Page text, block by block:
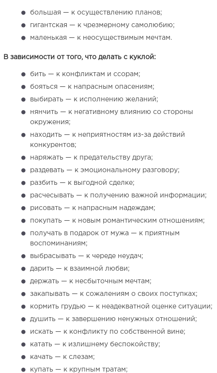
большая — к осуществлению планов;
гигантская — к чрезмерному самолюбию;
маленькая — к неосуществимым мечтам.
В зависимости от того, что делать с куклой:
бить — к конфликтам и ссорам;
бояться — к напрасным опасениям;
выбирать — к исполнению желаний;
нянчить — к негативному влиянию со стороны
окружения;
находить — к неприятностям из-за действий
конкурентов;
наряжать — к предательству друга;
раздевать — к эмоциональному разговору;
разбить — к выгодной сделке;
расчесывать — к получению важной информации;
рисовать — к напрасным надеждам;
покупать — к новым романтическим отношениям;
получать в подарок от мужа — к приятным
воспоминаниям;
выбрасывать — к череде неудач;
дарить — к взаимной любви;
держать — к несбыточным мечтам;
закапывать — к сожалениям о своих поступках;
кормить грудью — к неадекватной оценке ситуации;
душить — к завершению ненужных отношений;
искать — к конфликту по собственной вине;
катать — к излишнему беспокойству;
качать — к слезам;
купать — к крупным тратам;